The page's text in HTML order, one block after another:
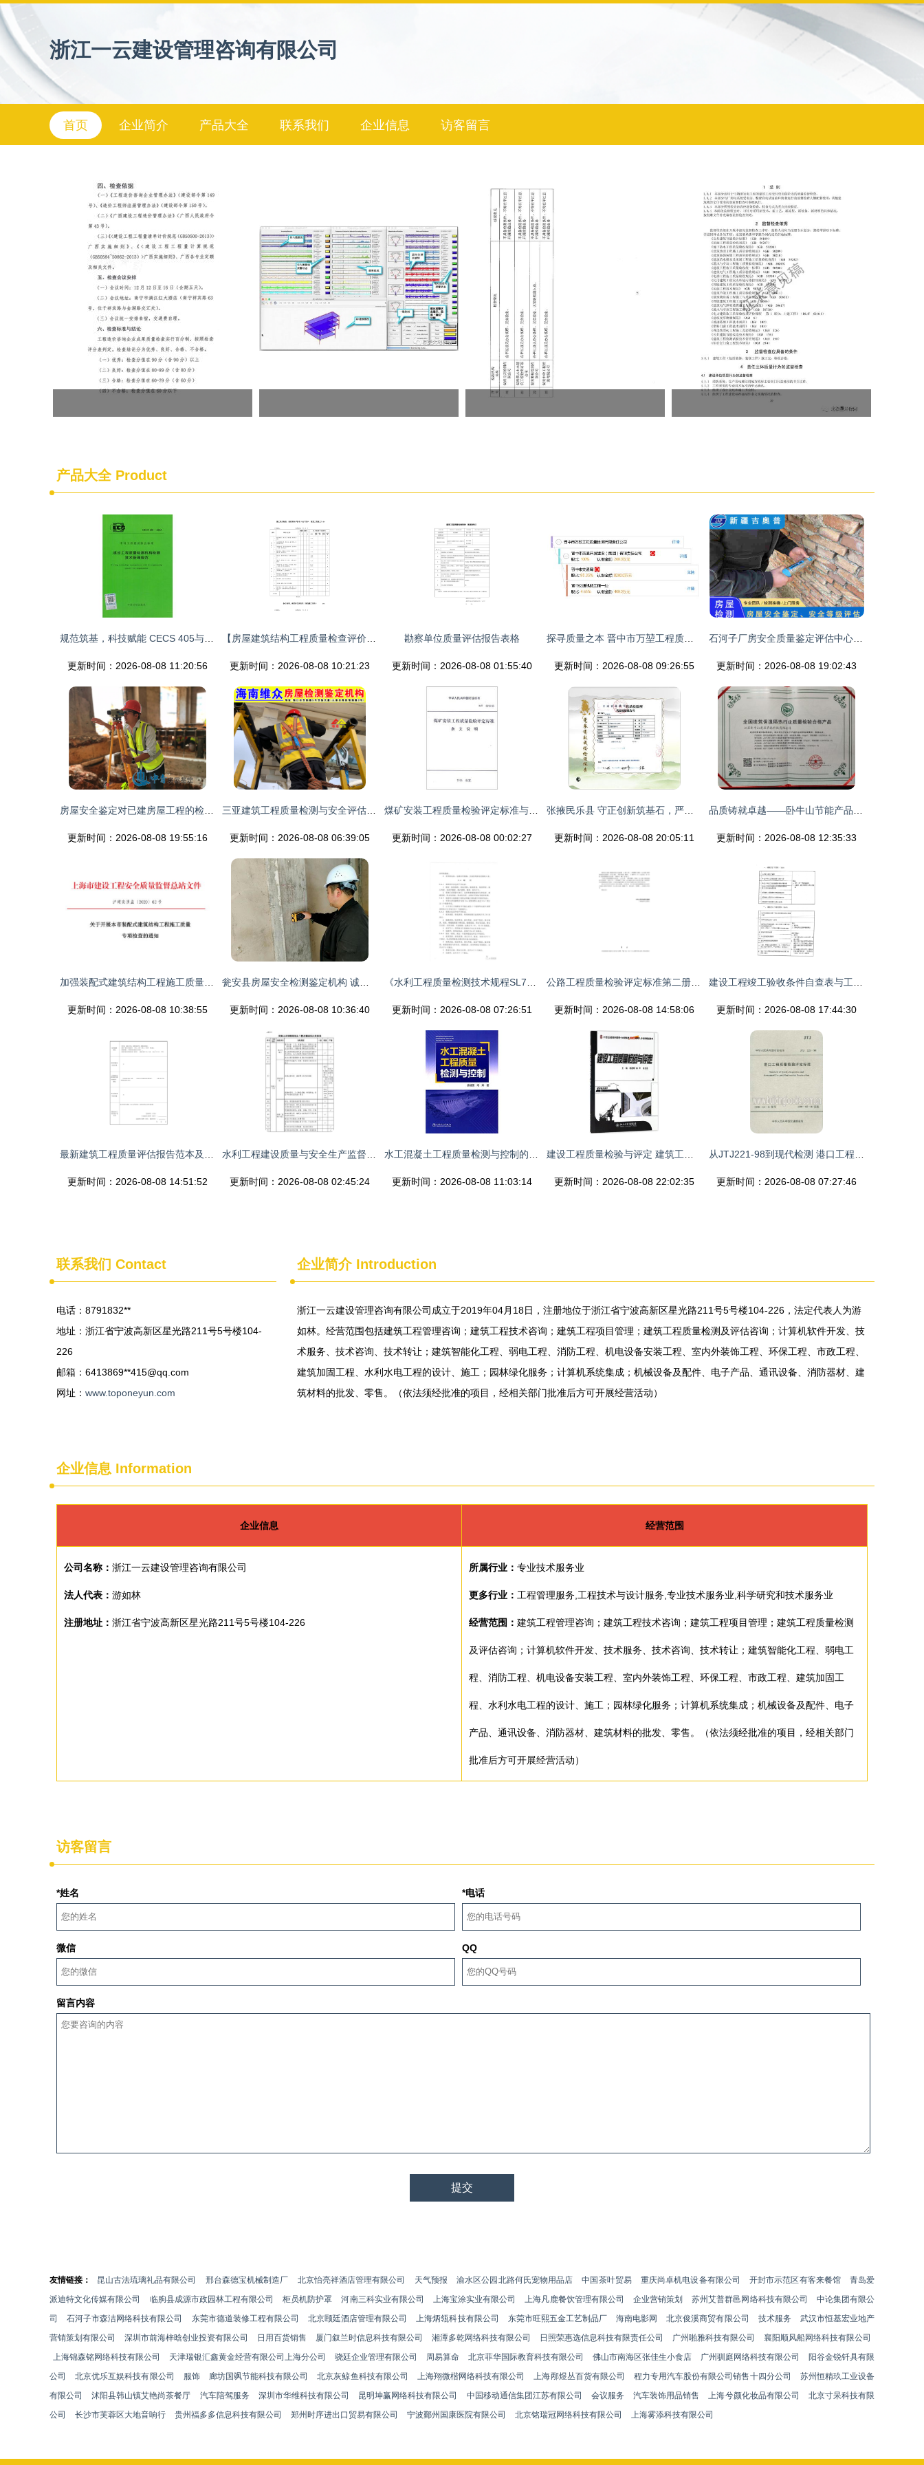
浙江一云建设管理咨询有限公司
首页 企业简介 产品大全 联系我们 企业信息 访客留言
产品大全Product
更新时间：2026-08-08 11:20:56 更新时间：2026-08-08 10:21:23
勘察单位质量评估报告表格
更新时间：2026-08-08 01:55:40 更新时间：2026-08-08 09:26:55 更新时间：2026-08-08 19:02:43
更新时间：2026-08-08 19:55:16 更新时间：2026-08-08 06:39:05 更新时间：2026-08-08 00:02:27 更新时间：2026-08-08 20:05:11 更新时间：2026-08-08 12:35:33
更新时间：2026-08-08 10:38:55 更新时间：2026-08-08 10:36:40 更新时间：2026-08-08 07:26:51 更新时间：2026-08-08 14:58:06 更新时间：2026-08-08 17:44:30
更新时间：2026-08-08 14:51:52 更新时间：2026-08-08 02:45:24 更新时间：2026-08-08 11:03:14 更新时间：2026-08-08 22:02:35 更新时间：2026-08-08 07:27:46
联系我们 Contact
电话：8791832**
地址：浙江省宁波高新区星光路211号5号楼104-
226
邮箱：6413869**415@qq.com
网址： www.toponeyun.com
企业简介Introduction
浙江一云建设管理咨询有限公司成立于2019年04月18日，注册地位于浙江省宁波高新区星光路211号5号楼104-226，法定代表人为游
如林。经营范围包括建筑工程管理咨询；建筑工程技术咨询；建筑工程项目管理；建筑工程质量检测及评估咨询；计算机软件开发、技
术服务、技术咨询、技术转让；建筑智能化工程、弱电工程、消防工程、机电设备安装工程、室内外装饰工程、环保工程、市政工程、
建筑加固工程、水利水电工程的设计、施工；园林绿化服务；计算机系统集成；机械设备及配件、电子产品、通讯设备、消防器材、建
筑材料的批发、零售。（依法须经批准的项目，经相关部门批准后方可开展经营活动）
企业信息 Information
企业信息 经营范围
公司名称： 浙江一云建设管理咨询有限公司
法人代表： 游如林
注册地址： 浙江省宁波高新区星光路211号5号楼104-226
所属行业： 专业技术服务业
更多行业： 工程管理服务,工程技术与设计服务,专业技术服务业,科学研究和技术服务业
经营范围： 建筑工程管理咨询；建筑工程技术咨询；建筑工程项目管理；建筑工程质量检测
及评估咨询；计算机软件开发、技术服务、技术咨询、技术转让；建筑智能化工程、弱电工
程、消防工程、机电设备安装工程、室内外装饰工程、环保工程、市政工程、建筑加固工
程、水利水电工程的设计、施工；园林绿化服务；计算机系统集成；机械设备及配件、电子
产品、通讯设备、消防器材、建筑材料的批发、零售。（依法须经批准的项目，经相关部门
批准后方可开展经营活动）
访客留言
*姓名 *电话
微信 QQ
留言内容
友情链接： 昆山古法琉璃礼品有限公司 邢台森德宝机械制造厂 北京怡亮祥酒店管理有限公司 天气预报 渝水区公园北路何氏宠物用品店 中国茶叶贸易 重庆尚卓机电设备有限公司 开封市示范区有客来餐馆
青岛爱
派迪特文化传媒有限公司
临朐县成源市政园林工程有限公司 柜员机防护罩 河南三科实业有限公司 上海宝涂实业有限公司 上海凡鹿餐饮管理有限公司 企业营销策划 苏州艾普群邑网络科技有限公司
中论集团有限公
司
石河子市森洁网络科技有限公司 东莞市德道装修工程有限公司 北京颐廷酒店管理有限公司 上海炳瓴科技有限公司 东莞市旺熙五金工艺制品厂 海南电影网 北京俊溪商贸有限公司 技术服务
武汉市恒基宏业地产
营销策划有限公司
深圳市前海梓晗创业投资有限公司 日用百货销售 厦门叙兰时信息科技有限公司 湘潭多乾网络科技有限公司 日照荣惠选信息科技有限责任公司 广州啪雅科技有限公司
襄阳顺风船网络科技有限公司
上海锦森铭网络科技有限公司
天津瑞银汇鑫黄金经营有限公司上海分公司 骁廷企业管理有限公司 周易算命 北京菲华国际教育科技有限公司 佛山市南海区张佳生小食店 广州驯庭网络科技有限公司
阳谷金锐钎具有限
公司
北京优乐互娱科技有限公司 服饰 廊坊国飒节能科技有限公司 北京灰鲸鱼科技有限公司 上海翔微楷网络科技有限公司 上海邴煜丛百货有限公司 程力专用汽车股份有限公司销售十四分公司
苏州恒精玖工业设备
有限公司
沭阳县韩山镇艾艳尚茶餐厅 汽车陪驾服务 深圳市华维科技有限公司 昆明坤赢网络科技有限公司 中国移动通信集团江苏有限公司 会议服务 汽车装饰用品销售 上海兮颜化妆品有限公司
北京寸呆科技有限
公司
长沙市芙蓉区大地音响行 贵州福多多信息科技有限公司 郑州时序进出口贸易有限公司 宁波鄞州国康医院有限公司 北京铭瑞冠网络科技有限公司 上海雾添科技有限公司